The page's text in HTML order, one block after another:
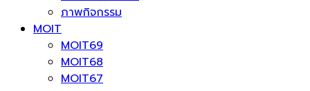
ภาพกิจกรรม
MOIT
MOIT69
MOIT68
MOIT67